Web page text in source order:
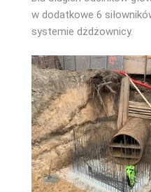
w dodatkowe 6
systemie dżdżownicy.